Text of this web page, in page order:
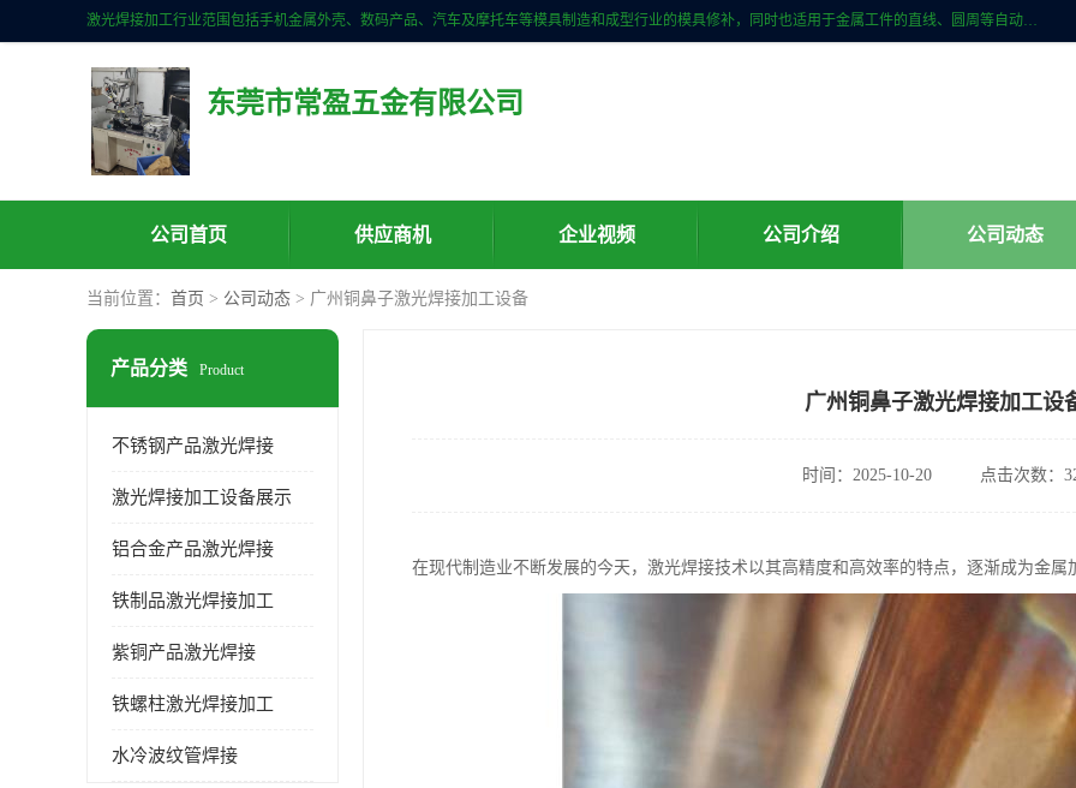
激光焊接加工行业范围包括手机金属外壳、数码产品、汽车及摩托车等模具制造和成型行业的模具修补，同时也适用于金属工件的直线、圆周等自动焊接，常用于手机电池、首饰、电子元件、传感器，钟表、精密机械、通信、工艺品等行业。
东莞市常盈五金有限公司
公司首页 供应商机 企业视频 公司介绍 公司动态
当前位置： 首页 > 公司动态 > 广州铜鼻子激光焊接加工设备
产品分类 Product
不锈钢产品激光焊接
激光焊接加工设备展示
铝合金产品激光焊接
铁制品激光焊接加工
紫铜产品激光焊接
铁螺柱激光焊接加工
水冷波纹管焊接
广州铜鼻子激光焊接加工设
时间：2025-10-20 点击次数：
在现代制造业不断发展的今天，激光焊接技术以其高精度和高效率的特点，逐渐成为金属